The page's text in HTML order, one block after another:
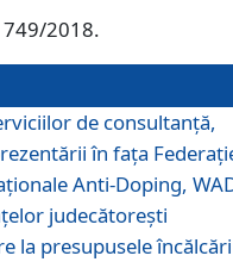
749/2018.
de consultanță,
în fața
Anti-Doping,
judecătorești
la presupusele